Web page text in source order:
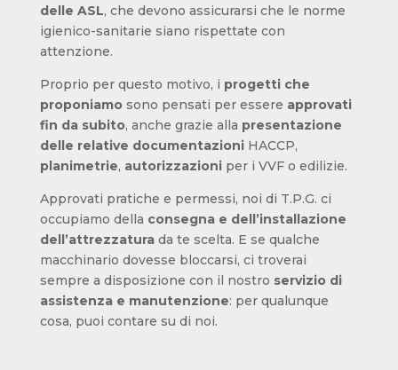
delle ASL, che devono assicurarsi che le norme
igienico-sanitarie siano rispettate con
attenzione.
Proprio per questo motivo, i progetti che
proponiamo sono pensati per essere approvati
fin da subito, anche grazie alla presentazione
delle relative documentazioniHACCP,
planimetrie, autorizzazioniper i VVF o edilizie.
Approvati pratiche e permessi, noi di T.P.G. ci
occupiamo della consegna e dell’installazione
dell’attrezzaturada te scelta. E se qualche
macchinario dovesse bloccarsi, ci troverai
sempre a disposizione con il nostro servizio di
assistenza e manutenzione: per qualunque
cosa, puoi contare su di noi.